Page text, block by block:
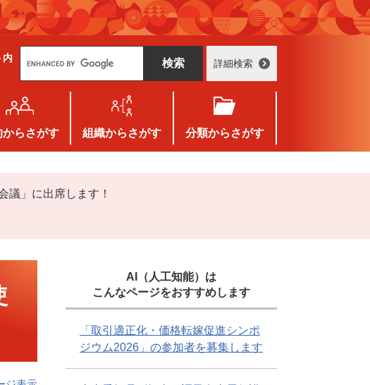
内
g
e
カ
タ
ム
検
詳細検索
からさがす 組織からさがす 分類からさがす
議」に出席します！
AI（人工知能）は
こんなページをおすすめします
「取引適正化・価格転嫁促進シンポ
ジウム2026」​の参加者を募集します